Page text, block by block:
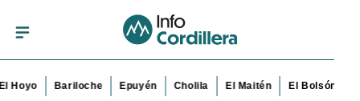
Bariloche Epuyén Cholila El Maitén El Bolsón